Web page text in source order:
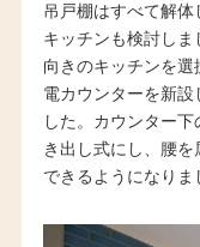
吊戸棚はすべて解
キッチンも検討し
向きのキッチンを
電カウンターを新設
した。カウンター下
き出し式にし、腰
できるようになりま